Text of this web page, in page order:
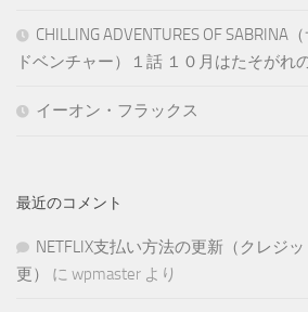
CHILLING ADVENTURES OF
ドベンチャー）１話 １０月はたそがれ
イーオン・フラックス
最近のコメント
NETFLIX支払い方法の更新（クレジ
更）
に wpmaster より